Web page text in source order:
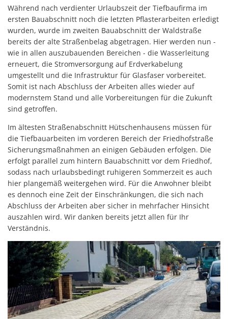
Während nach verdienter Urlaubszeit der Tiefbaufirma im
ersten Bauabschnitt noch die letzten Pflasterarbeiten erledigt
wurden, wurde im zweiten Bauabschnitt der Waldstraße
bereits der alte Straßenbelag abgetragen. Hier werden nun -
wie in allen auszubauenden Bereichen - die Wasserleitung
erneuert, die Stromversorgung auf Erdverkabelung
umgestellt und die Infrastruktur für Glasfaser vorbereitet.
Somit ist nach Abschluss der Arbeiten alles wieder auf
modernstem Stand und alle Vorbereitungen für die Zukunft
sind getroffen.
Im ältesten Straßenabschnitt Hütschenhausens müssen für
die Tiefbauarbeiten im vorderen Bereich der Friedhofstraße
Sicherungsmaßnahmen an einigen Gebäuden erfolgen. Die
erfolgt parallel zum hintern Bauabschnitt vor dem Friedhof,
sodass nach urlaubsbedingt ruhigeren Sommerzeit es auch
hier plangemäß weitergehen wird. Für die Anwohner bleibt
es dennoch eine Zeit der Einschränkungen, die sich nach
Abschluss der Arbeiten aber sicher in mehrfacher Hinsicht
auszahlen wird. Wir danken bereits jetzt allen für Ihr
Verständnis.